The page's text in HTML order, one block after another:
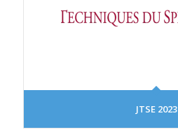
JTSE 2023